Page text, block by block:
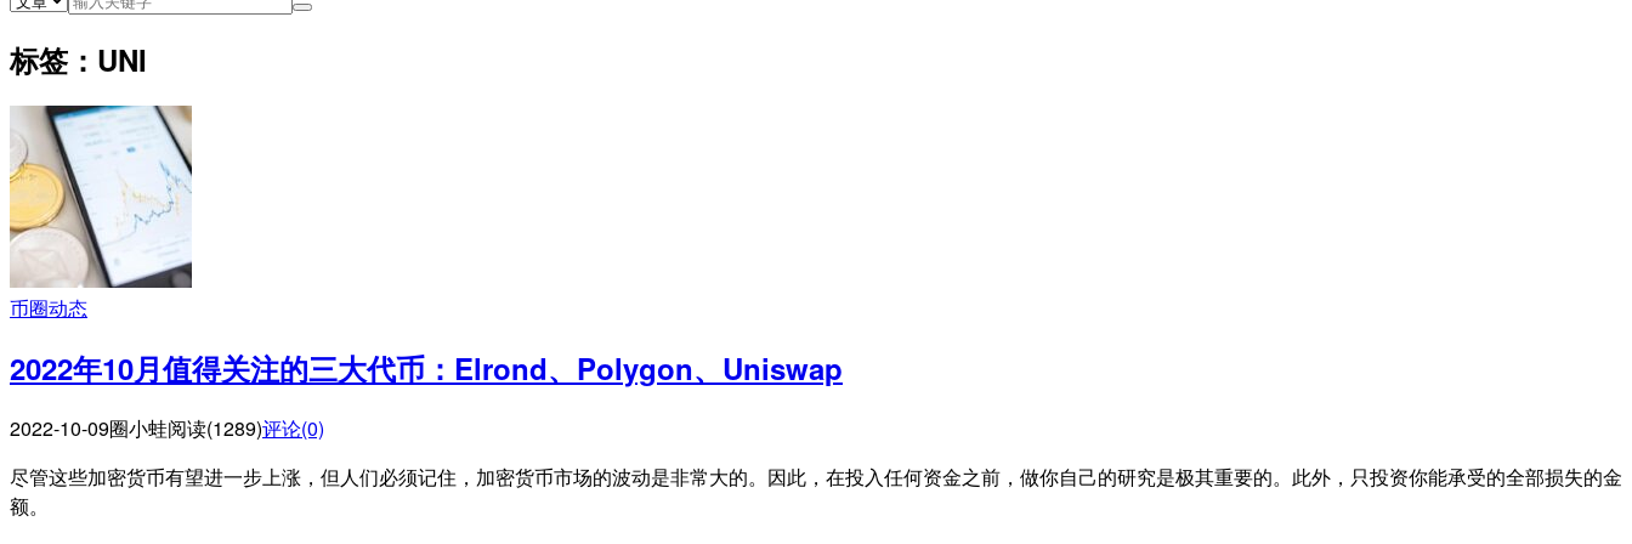
标签：UNI
币圈动态
2022年10月值得关注的三大代币：Elrond、Polygon、Uniswap
2022-10-09圈小蛙阅读(1289)评论(0)
尽管这些加密货币有望进一步上涨，但人们必须记住，加密货币市场的波动是非常大的。因此，在投入任何资金之前，做你自己的研究是极其重要的。此外，只投资你能承受的全部损失的金
额。